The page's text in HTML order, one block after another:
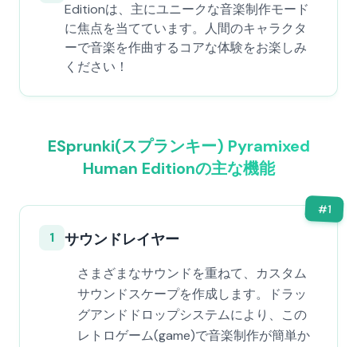
Editionは、主にユニークな音楽制作モード
に焦点を当てています。人間のキャラクタ
ーで音楽を作曲するコアな体験をお楽しみ
ください！
ESprunki(スプランキー) Pyramixed
Human Editionの主な機能
#1
1 サウンドレイヤー
さまざまなサウンドを重ねて、カスタム
サウンドスケープを作成します。ドラッ
グアンドドロップシステムにより、この
レトロゲーム(game)で音楽制作が簡単か